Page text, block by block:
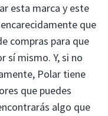
esta marca y este
que
compras para que
sí mismo. Y, si no
Polar tiene
que puedes
algo que